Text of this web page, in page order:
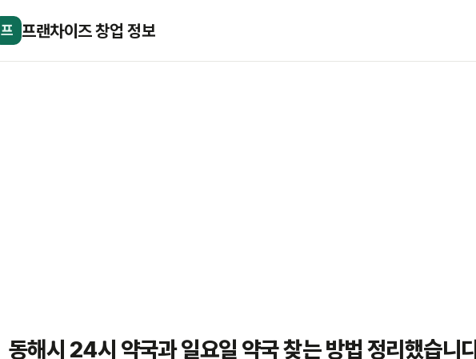
프 프랜차이즈 창업 정보
동해시 24시 약국과 일요일 약국 찾는 방법 정리했습니